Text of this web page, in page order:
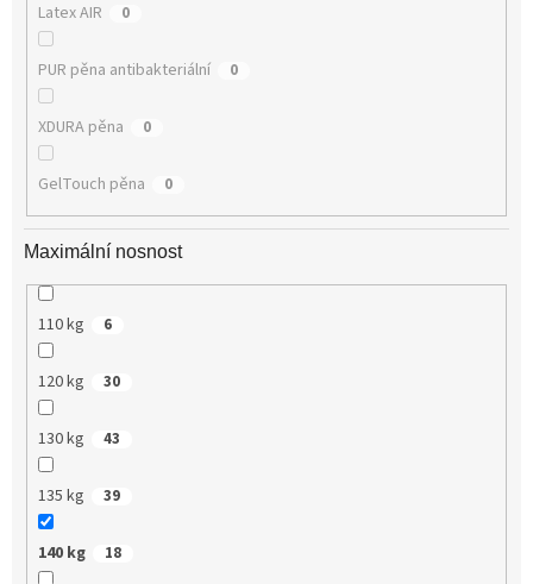
Latex AIR 0
PUR pěna antibakteriální 0
XDURA pěna 0
GelTouch pěna 0
Maximální nosnost
110 kg 6
120 kg 30
130 kg 43
135 kg 39
140 kg 18